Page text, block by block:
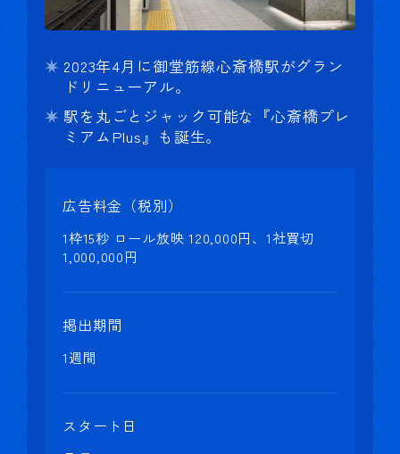
2023年4月に御堂筋線心斎橋駅がグラン
ドリニューアル。
駅を丸ごとジャック可能な『心斎橋プレ
ミアムPlus』も誕生。
広告料金（税別）
1枠15秒 ロール放映 120,000円、1社買切
1,000,000円
掲出期間
1週間
スタート日